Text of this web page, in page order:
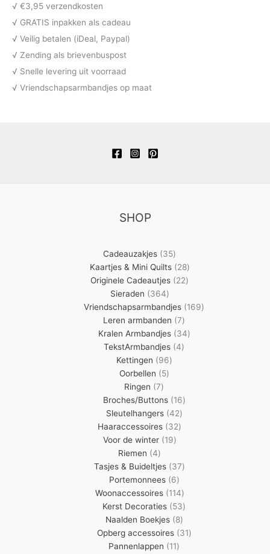
√ €3,95 verzendkosten
√ GRATIS inpakken als cadeau
√ Veilig betalen (iDeal, Paypal)
√ Zending als brievenbuspost
√ Snelle levering uit voorraad
√ Vriendschapsarmbandjes op maat
SHOP
Cadeauzakjes 3535
producten
Kaartjes & Mini Quilts 2828
producten
Originele Cadeautjes 2222
Sieraden 364364
producten
Vriendschapsarmbandjes 169169
Leren armbanden 77
producten
Kralen Armbandjes 3434
TekstArmbandjes 44
Kettingen 9696
producten
Oorbellen 55
Ringen 77
producten
Broches/Buttons 1616
producten
Sleutelhangers 4242
producten
Haaraccessoires 3232
Voor de winter 1919
Riemen 44
producten
Tasjes & Buideltjes 3737
Portemonnees 66
producten
Woonaccessoires 114114
producten
Kerst Decoraties 5353
producten
Naalden Boekjes 88
producten
Opberg accessoires 3131
Pannenlappen 1111